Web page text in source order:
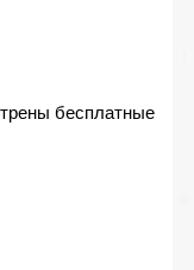
бесплатные